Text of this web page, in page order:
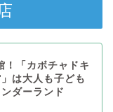
！「カボチャドキ
は大人も子ども
ダーランド